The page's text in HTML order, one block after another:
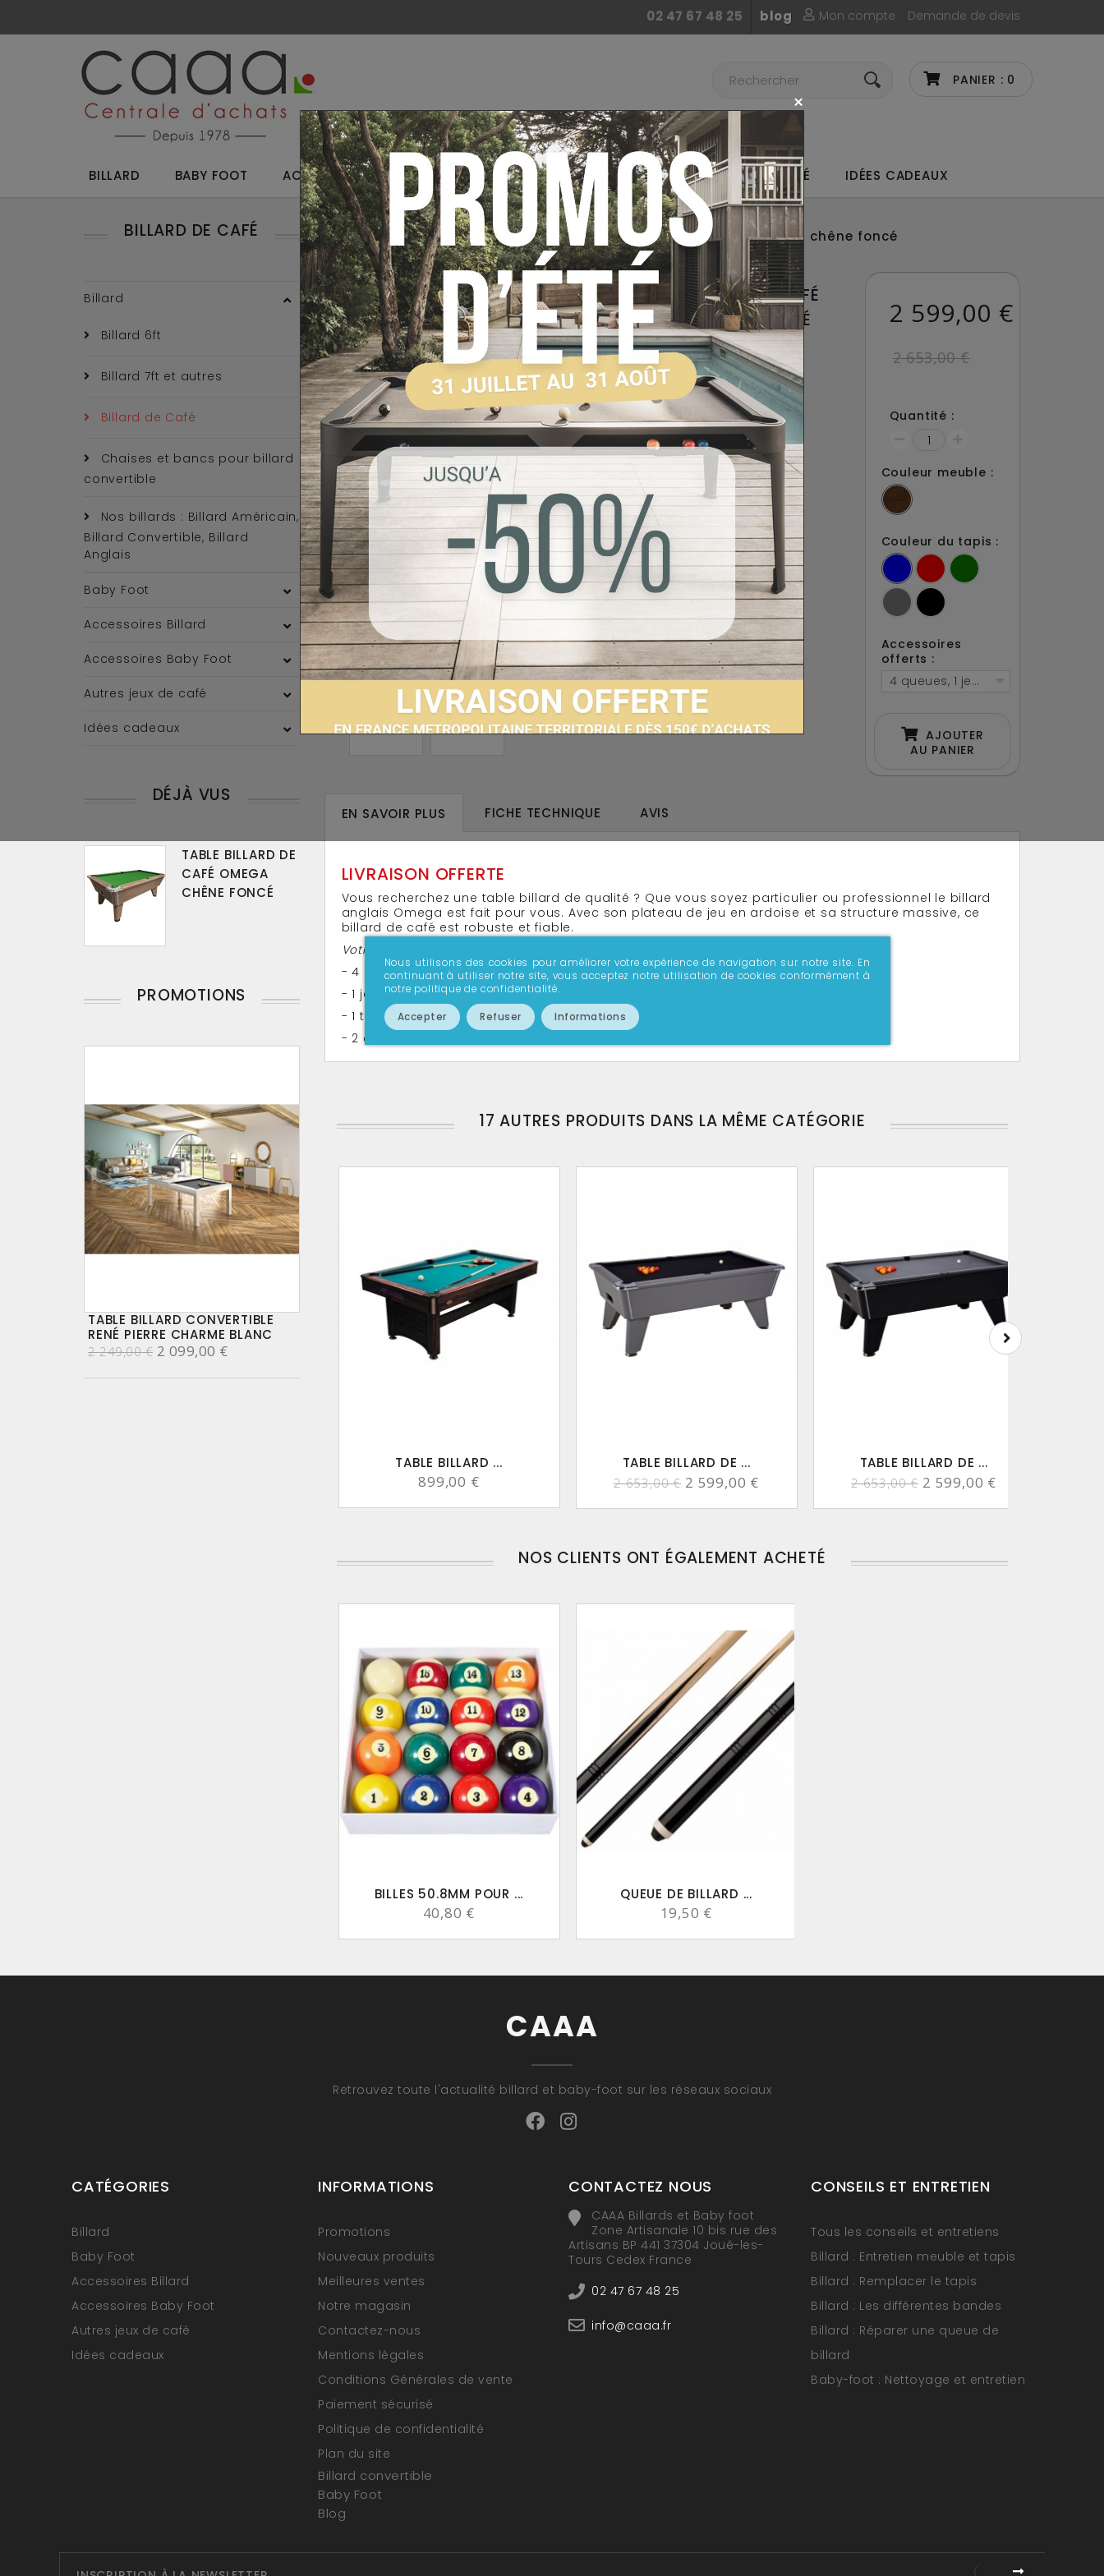
Nous utilisons des cookies pour améliorer votre expérience de navigation sur notre site. En
continuant à utiliser notre site, vous acceptez notre utilisation de cookies conformément à
notre politique de confidentialité.
Accepter Refuser Informations
Mon compte Demande de devis
blog
02 47 67 48 25
PANIER : 0
BILLARD BABY FOOT ACCESSOIRES BILLARD ACCESSOIRES BABY FOOT AUTRES JEUX DE CAFÉ IDÉES CADEAUX
BILLARD DE CAFÉ
Billard
Billard 6ft
Billard 7ft et autres
Billard de Café
Chaises et bancs pour billard
convertible
Nos billards : Billard Américain,
Billard Convertible, Billard
Anglais
Baby Foot
Accessoires Billard
Accessoires Baby Foot
Autres jeux de café
Idées cadeaux
DÉJÀ VUS
TABLE BILLARD DE
CAFÉ OMEGA
CHÊNE FONCÉ
PROMOTIONS
TABLE BILLARD CONVERTIBLE
RENÉ PIERRE CHARME BLANC
2 249,00 € 2 099,00 €
Retour Billard Billard de Café Table billard de café Omega chêne foncé
PAYEZ EN 4 X SANS FRAIS
TABLE BILLARD DE CAFÉ
OMEGA CHÊNE FONCÉ
Référence :
6042318
Livraison sous 2 à 3 semaines
Envoyer à un ami
Partager sur Facebook !
Imprimer
2 599,00 €
2 653,00 €
Quantité :
Couleur meuble :
Couleur du tapis :
Accessoires
offerts :
4 queues, 1 jeu de billes Anglais
AJOUTER
AU PANIER
EN SAVOIR PLUS FICHE TECHNIQUE AVIS
LIVRAISON OFFERTE
Vous recherchez une table billard de qualité ? Que vous soyez particulier ou professionnel le billard
anglais Omega est fait pour vous. Avec son plateau de jeu en ardoise et sa structure massive, ce
billard de café est robuste et fiable.
Votre billard vous sera livré avec :
- 4 queues
- 1 jeu de billes Anglais diamètre 50.8mm
- 1 triangle
- 2 craies
17 AUTRES PRODUITS DANS LA MÊME CATÉGORIE
TABLE BILLARD ...
899,00 €
TABLE BILLARD DE ...
2 653,00 € 2 599,00 €
TABLE BILLARD DE ...
2 653,00 € 2 599,00 €
NOS CLIENTS ONT ÉGALEMENT ACHETÉ
BILLES 50.8MM POUR ...
40,80 €
QUEUE DE BILLARD ...
19,50 €
CAAA
Retrouvez toute l'actualité billard et baby-foot sur les réseaux sociaux
CATÉGORIES
Billard
Baby Foot
Accessoires Billard
Accessoires Baby Foot
Autres jeux de café
Idées cadeaux
INFORMATIONS
Promotions
Nouveaux produits
Meilleures ventes
Notre magasin
Contactez-nous
Mentions légales
Conditions Générales de vente
Paiement sécurisé
Politique de confidentialité
Plan du site
Billard convertible
Baby Foot
Blog
CONTACTEZ NOUS
CAAA Billards et Baby foot
Zone Artisanale 10 bis rue des
Artisans BP 441 37304 Joué-les-
Tours Cedex France
02 47 67 48 25
info@caaa.fr
CONSEILS ET ENTRETIEN
Tous les conseils et entretiens
Billard : Entretien meuble et tapis
Billard : Remplacer le tapis
Billard : Les différentes bandes
Billard : Réparer une queue de
billard
Baby-foot : Nettoyage et entretien